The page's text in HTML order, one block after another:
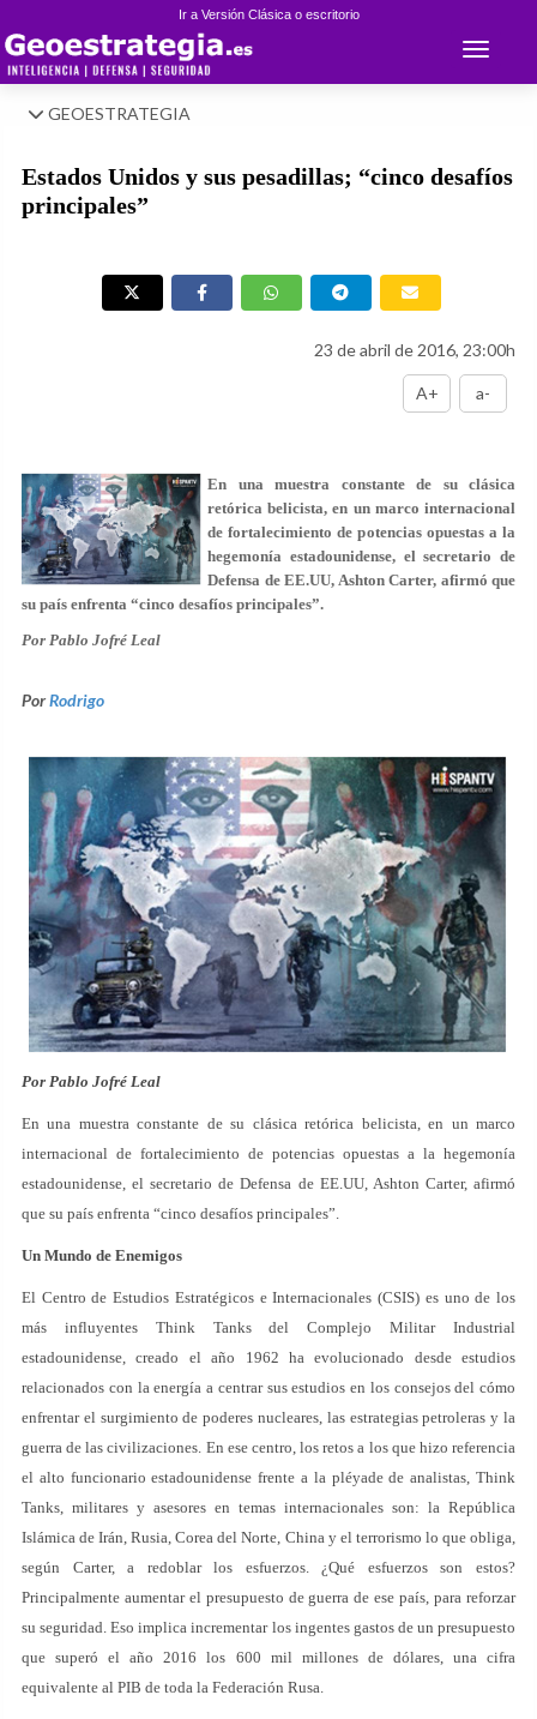
Ir a Versión Clásica o escritorio
Toggle
GEOESTRATEGIA
Estados Unidos y sus pesadillas; “cinco desafíos
principales”
23 de abril de 2016, 23:00h
A+ a-
En una muestra constante de su clásica
retórica belicista, en un marco internacional
de fortalecimiento de potencias opuestas a la
hegemonía estadounidense, el secretario de
Defensa de EE.UU, Ashton Carter, afirmó que
su país enfrenta “cinco desafíos principales”.
Por Pablo Jofré Leal
PorRodrigo
Por Pablo Jofré Leal
En una muestra constante de su clásica retórica belicista, en un marco
internacional de fortalecimiento de potencias opuestas a la hegemonía
estadounidense, el secretario de Defensa de EE.UU, Ashton Carter, afirmó
que su país enfrenta “cinco desafíos principales”.
Un Mundo de Enemigos
El Centro de Estudios Estratégicos e Internacionales (CSIS) es uno de los
más influyentes Think Tanks del Complejo Militar Industrial
estadounidense, creado el año 1962 ha evolucionado desde estudios
relacionados con la energía a centrar sus estudios en los consejos del cómo
enfrentar el surgimiento de poderes nucleares, las estrategias petroleras y la
guerra de las civilizaciones. En ese centro, los retos a los que hizo referencia
el alto funcionario estadounidense frente a la pléyade de analistas, Think
Tanks, militares y asesores en temas internacionales son: la República
Islámica de Irán, Rusia, Corea del Norte, China y el terrorismo lo que obliga,
según Carter, a redoblar los esfuerzos. ¿Qué esfuerzos son estos?
Principalmente aumentar el presupuesto de guerra de ese país, para reforzar
su seguridad. Eso implica incrementar los ingentes gastos de un presupuesto
que superó el año 2016 los 600 mil millones de dólares, una cifra
equivalente al PIB de toda la Federación Rusa.